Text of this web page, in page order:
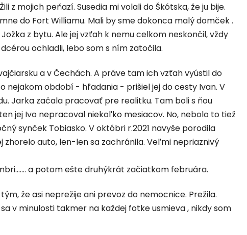
mojich peňazí. Susedia mi volali do Škótska, že ju bije.
do Fort Williamu. Mali by sme dokonca malý domček .
z bytu. Ale jej vzťah k nemu celkom neskončil, vždy
ochladli, lebo som s ním zatočila.
a v Čechách. A práve tam ich vzťah vyústil do
nejakom období - hľadania - prišiel jej do cesty Ivan. V
Jarka začala pracovať pre realitku. Tam boli s ňou
jej Ivo nepracoval niekoľko mesiacov. No, nebolo to tiež
synček Tobiasko. V októbri r.2021 navyše porodila
auto, len-len sa zachránila. Veľmi nepriaznivý
a potom ešte druhýkrát začiatkom februára.
že asi neprežije ani prevoz do nemocnice. Prežila.
v minulosti takmer na každej fotke usmieva , nikdy som